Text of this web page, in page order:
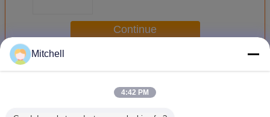
Continue
Mais
Mitchell
4:42 PM